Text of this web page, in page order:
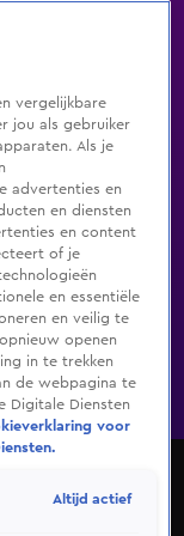
Genres
Bondgenoten
vrachtwagen
vergelijkbare
jou als gebruiker
Als je
advertenties en
en diensten
en content
of je
en essentiële
en veilig te
openen
in te trekken
de webpagina te
Digitale Diensten
voor
Altijd actief